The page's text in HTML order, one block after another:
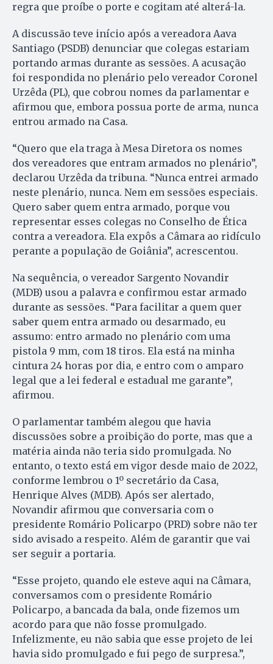
regra que proíbe o porte e cogitam até alterá-la.
A discussão teve início após a vereadora Aava
Santiago (PSDB) denunciar que colegas estariam
portando armas durante as sessões. A acusação
foi respondida no plenário pelo vereador Coronel
Urzêda (PL), que cobrou nomes da parlamentar e
afirmou que, embora possua porte de arma, nunca
entrou armado na Casa.
“Quero que ela traga à Mesa Diretora os nomes
dos vereadores que entram armados no plenário”,
declarou Urzêda da tribuna. “Nunca entrei armado
neste plenário, nunca. Nem em sessões especiais.
Quero saber quem entra armado, porque vou
representar esses colegas no Conselho de Ética
contra a vereadora. Ela expôs a Câmara ao ridículo
perante a população de Goiânia”, acrescentou.
Na sequência, o vereador Sargento Novandir
(MDB) usou a palavra e confirmou estar armado
durante as sessões. “Para facilitar a quem quer
saber quem entra armado ou desarmado, eu
assumo: entro armado no plenário com uma
pistola 9 mm, com 18 tiros. Ela está na minha
cintura 24 horas por dia, e entro com o amparo
legal que a lei federal e estadual me garante”,
afirmou.
O parlamentar também alegou que havia
discussões sobre a proibição do porte, mas que a
matéria ainda não teria sido promulgada. No
entanto, o texto está em vigor desde maio de 2022,
conforme lembrou o 1º secretário da Casa,
Henrique Alves (MDB). Após ser alertado,
Novandir afirmou que conversaria com o
presidente Romário Policarpo (PRD) sobre não ter
sido avisado a respeito. Além de garantir que vai
ser seguir a portaria.
“Esse projeto, quando ele esteve aqui na Câmara,
conversamos com o presidente Romário
Policarpo, a bancada da bala, onde fizemos um
acordo para que não fosse promulgado.
Infelizmente, eu não sabia que esse projeto de lei
havia sido promulgado e fui pego de surpresa.”,